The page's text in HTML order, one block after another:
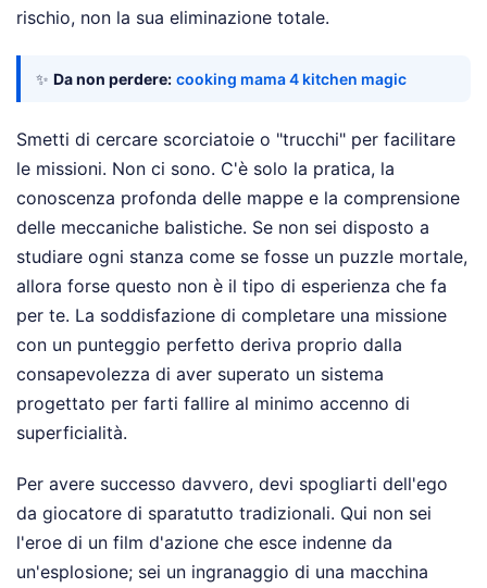
rischio, non la sua eliminazione totale.
✨ Da non perdere: cooking mama 4 kitchen magic
Smetti di cercare scorciatoie o "trucchi" per facilitare
le missioni. Non ci sono. C'è solo la pratica, la
conoscenza profonda delle mappe e la comprensione
delle meccaniche balistiche. Se non sei disposto a
studiare ogni stanza come se fosse un puzzle mortale,
allora forse questo non è il tipo di esperienza che fa
per te. La soddisfazione di completare una missione
con un punteggio perfetto deriva proprio dalla
consapevolezza di aver superato un sistema
progettato per farti fallire al minimo accenno di
superficialità.
Per avere successo davvero, devi spogliarti dell'ego
da giocatore di sparatutto tradizionali. Qui non sei
l'eroe di un film d'azione che esce indenne da
un'esplosione; sei un ingranaggio di una macchina